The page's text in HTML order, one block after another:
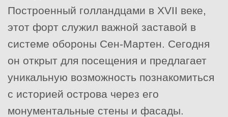
Построенный голландцами в XVII веке,
этот форт служил важной заставой в
системе обороны Сен-Мартен. Сегодня
он открыт для посещения и предлагает
уникальную возможность познакомиться
с историей острова через его
монументальные стены и фасады.